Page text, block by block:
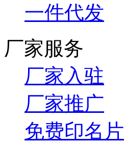
一件代发
厂家服务
厂家入驻
厂家推广
免费印名片